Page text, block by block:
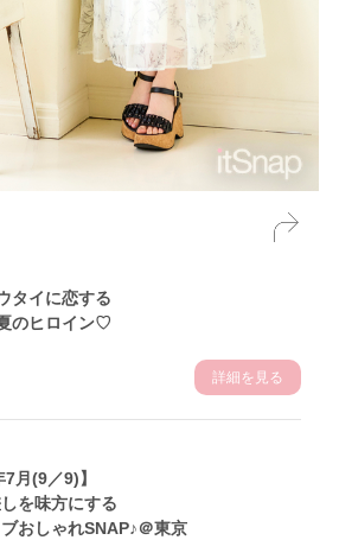
タイに恋する
のヒロイン♡
詳細を見る
7月(9／9)】
を味方にする
おしゃれSNAP♪＠東京